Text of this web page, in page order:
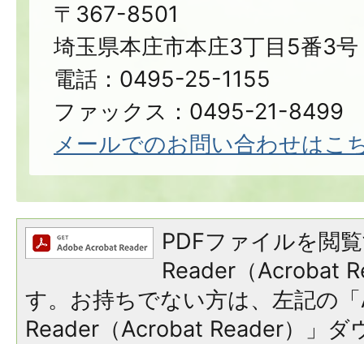
〒367-8501
埼玉県本庄市本庄3丁目5番3号
電話：0495-25-1155
ファックス：0495-21-8499
メールでのお問い合わせはこ
PDFファイルを閲
Reader（Acrobat
す。お持ちでない方は、左記の
Reader（Acrobat Reader）」ダ